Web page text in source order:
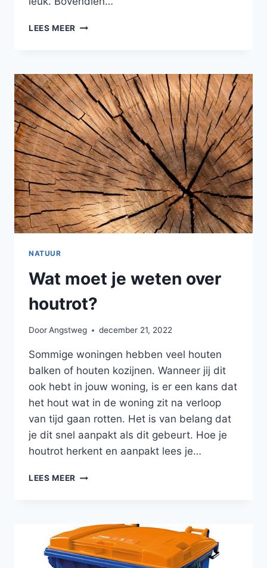
LEES MEER ZO
VOOR
OP
DE
WINTER!
NATUUR
Wat moet je weten over
houtrot?
DoorAngstweg december 21, 2022
Sommige woningen hebben veel houten
balken of houten kozijnen. Wanneer jij dit
ook hebt in jouw woning, is er een kans dat
het hout wat in de woning zit na verloop
van tijd gaan rotten. Het is van belang dat
je dit snel aanpakt als dit gebeurt. Hoe je
houtrot herkent en aanpakt lees je…
LEES MEER WAT
OVER
HOUTROT?